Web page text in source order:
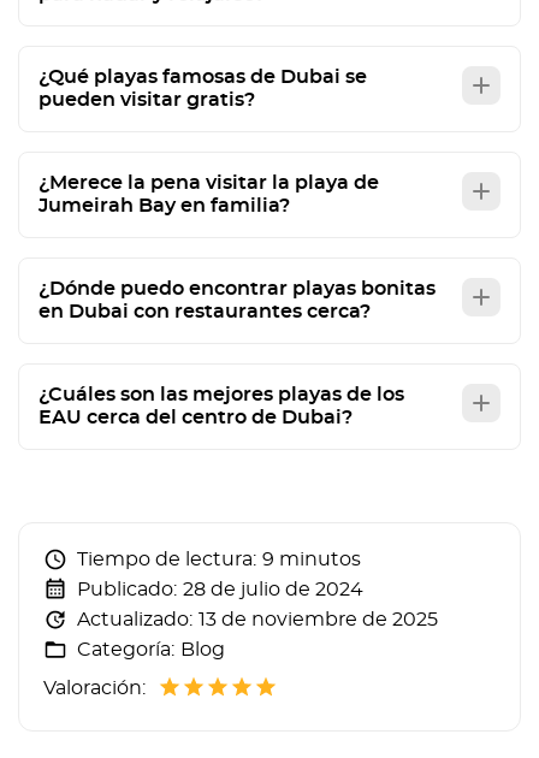
¿Qué playas famosas de Dubai se
pueden visitar gratis?
¿Merece la pena visitar la playa de
Jumeirah Bay en familia?
¿Dónde puedo encontrar playas bonitas
en Dubai con restaurantes cerca?
¿Cuáles son las mejores playas de los
EAU cerca del centro de Dubai?
Tiempo de lectura: 9 minutos
Publicado: 28 de julio de 2024
Actualizado: 13 de noviembre de 2025
Categoría: Blog
Valoración: